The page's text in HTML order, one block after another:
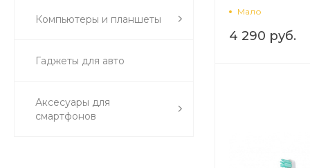
Компьютеры и планшеты
Гаджеты для авто
Аксесуары для
смартфонов
Dark Blue
Мало
4 290 руб.